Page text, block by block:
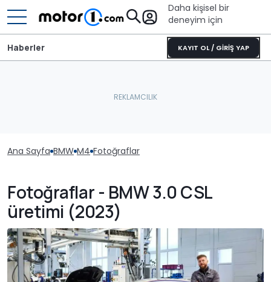
Daha kişisel bir
deneyim için
KAYIT OL / GİRİŞ YAP
Haberler
Ana Sayfa BMW M4 Fotoğraflar
Fotoğraflar - BMW 3.0 CSL
üretimi (2023)